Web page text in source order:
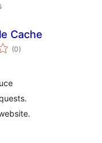
Cache
(0puntuacions
totals
)